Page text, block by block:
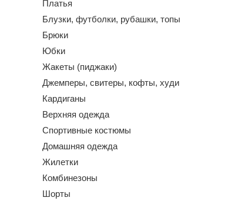
Платья
Блузки, футболки, рубашки, топы
Брюки
Юбки
Жакеты (пиджаки)
Джемперы, свитеры, кофты, худи
Кардиганы
Верхняя одежда
Спортивные костюмы
Домашняя одежда
Жилетки
Комбинезоны
Шорты